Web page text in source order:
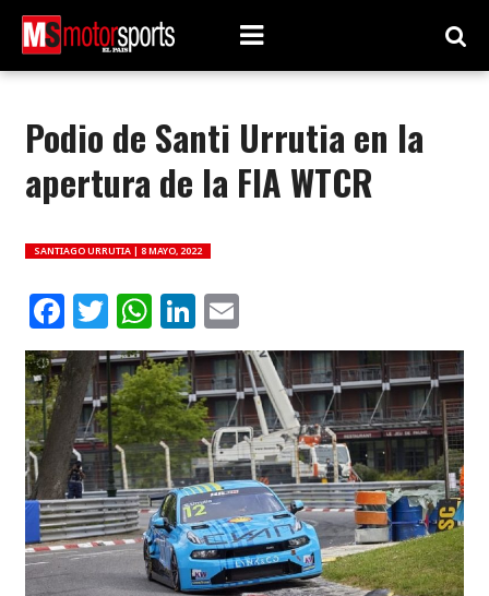
Podio de Santi Urrutia en la
apertura de la FIA WTCR
SANTIAGO URRUTIA | 8 MAYO, 2022
Facebook
Twitter
WhatsApp
LinkedIn
Email